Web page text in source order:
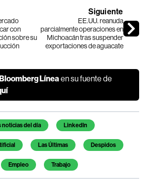
con
sobre su
Siguiente
EE.UU. reanuda
parcialmente operaciones en
Michoacán tras suspender
exportaciones de aguacate
Línea en su fuente de
artículo
noticias del día LinkedIn
Las Últimas Despidos
Empleo Trabajo